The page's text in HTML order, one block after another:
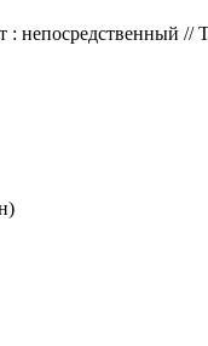
: непосредственный